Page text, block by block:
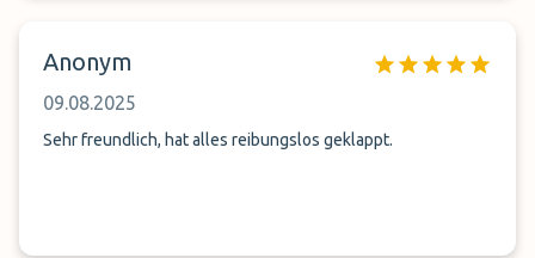
Anonym
09.08.2025
Sehr freundlich, hat alles reibungslos geklappt.